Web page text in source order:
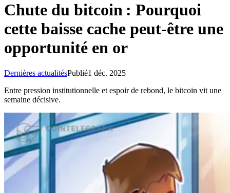
Chute du bitcoin : Pourquoi
cette baisse cache peut-être une
opportunité en or
Dernières actualitésPublié1 déc. 2025
Entre pression institutionnelle et espoir de rebond, le bitcoin vit une
semaine décisive.